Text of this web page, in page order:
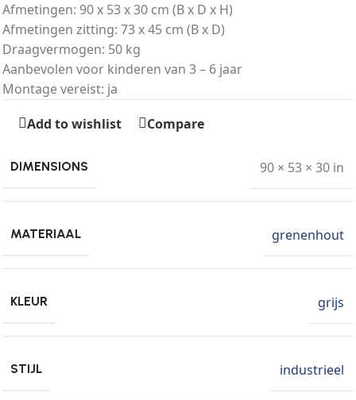
Afmetingen: 90 x 53 x 30 cm (B x D x H)
Afmetingen zitting: 73 x 45 cm (B x D)
Draagvermogen: 50 kg
Aanbevolen voor kinderen van 3 – 6 jaar
Montage vereist: ja
Add to wishlist
Compare
DIMENSIONS 90 × 53 × 30 in
MATERIAAL grenenhout
KLEUR grijs
STIJL industrieel